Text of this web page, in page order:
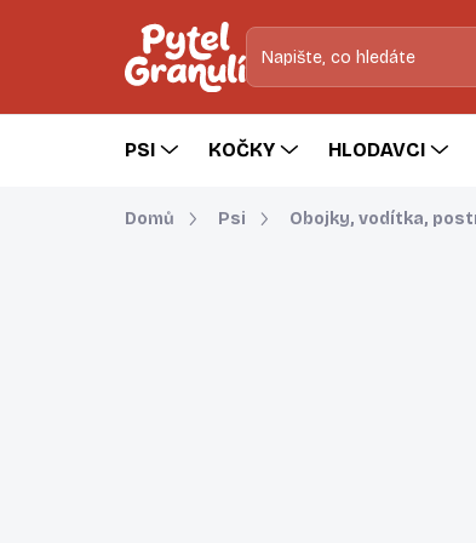
PSI KOČKY HLODAVCI
Domů Psi Obojky, vodítka,